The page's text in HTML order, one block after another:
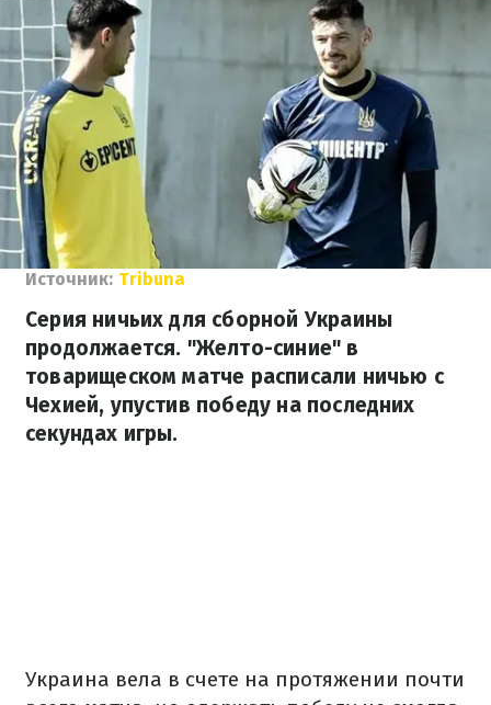
Источник: Tribuna
Серия ничьих для сборной Украины
продолжается. "Желто-синие" в
товарищеском матче расписали ничью с
Чехией, упустив победу на последних
секундах игры.
Украина вела в счете на протяжении почти